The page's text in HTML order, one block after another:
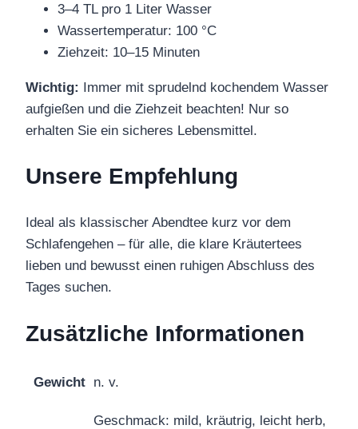
3–4 TL pro 1 Liter Wasser
Wassertemperatur: 100 °C
Ziehzeit: 10–15 Minuten
Wichtig: Immer mit sprudelnd kochendem Wasser
aufgießen und die Ziehzeit beachten! Nur so
erhalten Sie ein sicheres Lebensmittel.
Unsere Empfehlung
Ideal als klassischer Abendtee kurz vor dem
Schlafengehen – für alle, die klare Kräutertees
lieben und bewusst einen ruhigen Abschluss des
Tages suchen.
Zusätzliche Informationen
Gewicht n. v.
Geschmack: mild, kräutrig, leicht herb,